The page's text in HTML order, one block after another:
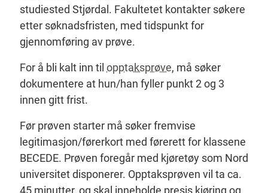
studiested Stjørdal. Fakultetet kontakter søkere
etter søknadsfristen, med tidspunkt for
gjennomføring av prøve.
For å bli kalt inn til opptaksprøve, må søker
dokumentere at hun/han fyller punkt 2 og 3
innen gitt frist.
Før prøven starter må søker fremvise
legitimasjon/førerkort med førerett for klassene
BECEDE. Prøven foregår med kjøretøy som Nord
universitet disponerer. Opptaksprøven vil ta ca.